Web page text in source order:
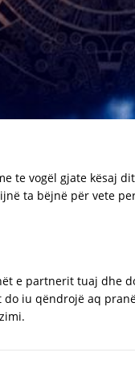
te vogël gjate kësaj
ta bëjnë për vete
e partnerit tuaj dhe
iu qëndrojë aq